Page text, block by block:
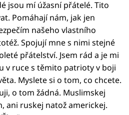
jsou mí úžasní přátelé. Tito
Pomáhají nám, jak jen
našeho vlastního
Spojují mne s nimi stejné
přátelství. Jsem rád a je mi
v ruce s těmito patrioty v boji
Myslete si o tom, co chcete.
o tom žádná. Muslimskej
ani ruskej natož americkej.